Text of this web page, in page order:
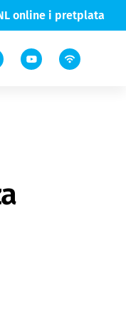
online i pretplata